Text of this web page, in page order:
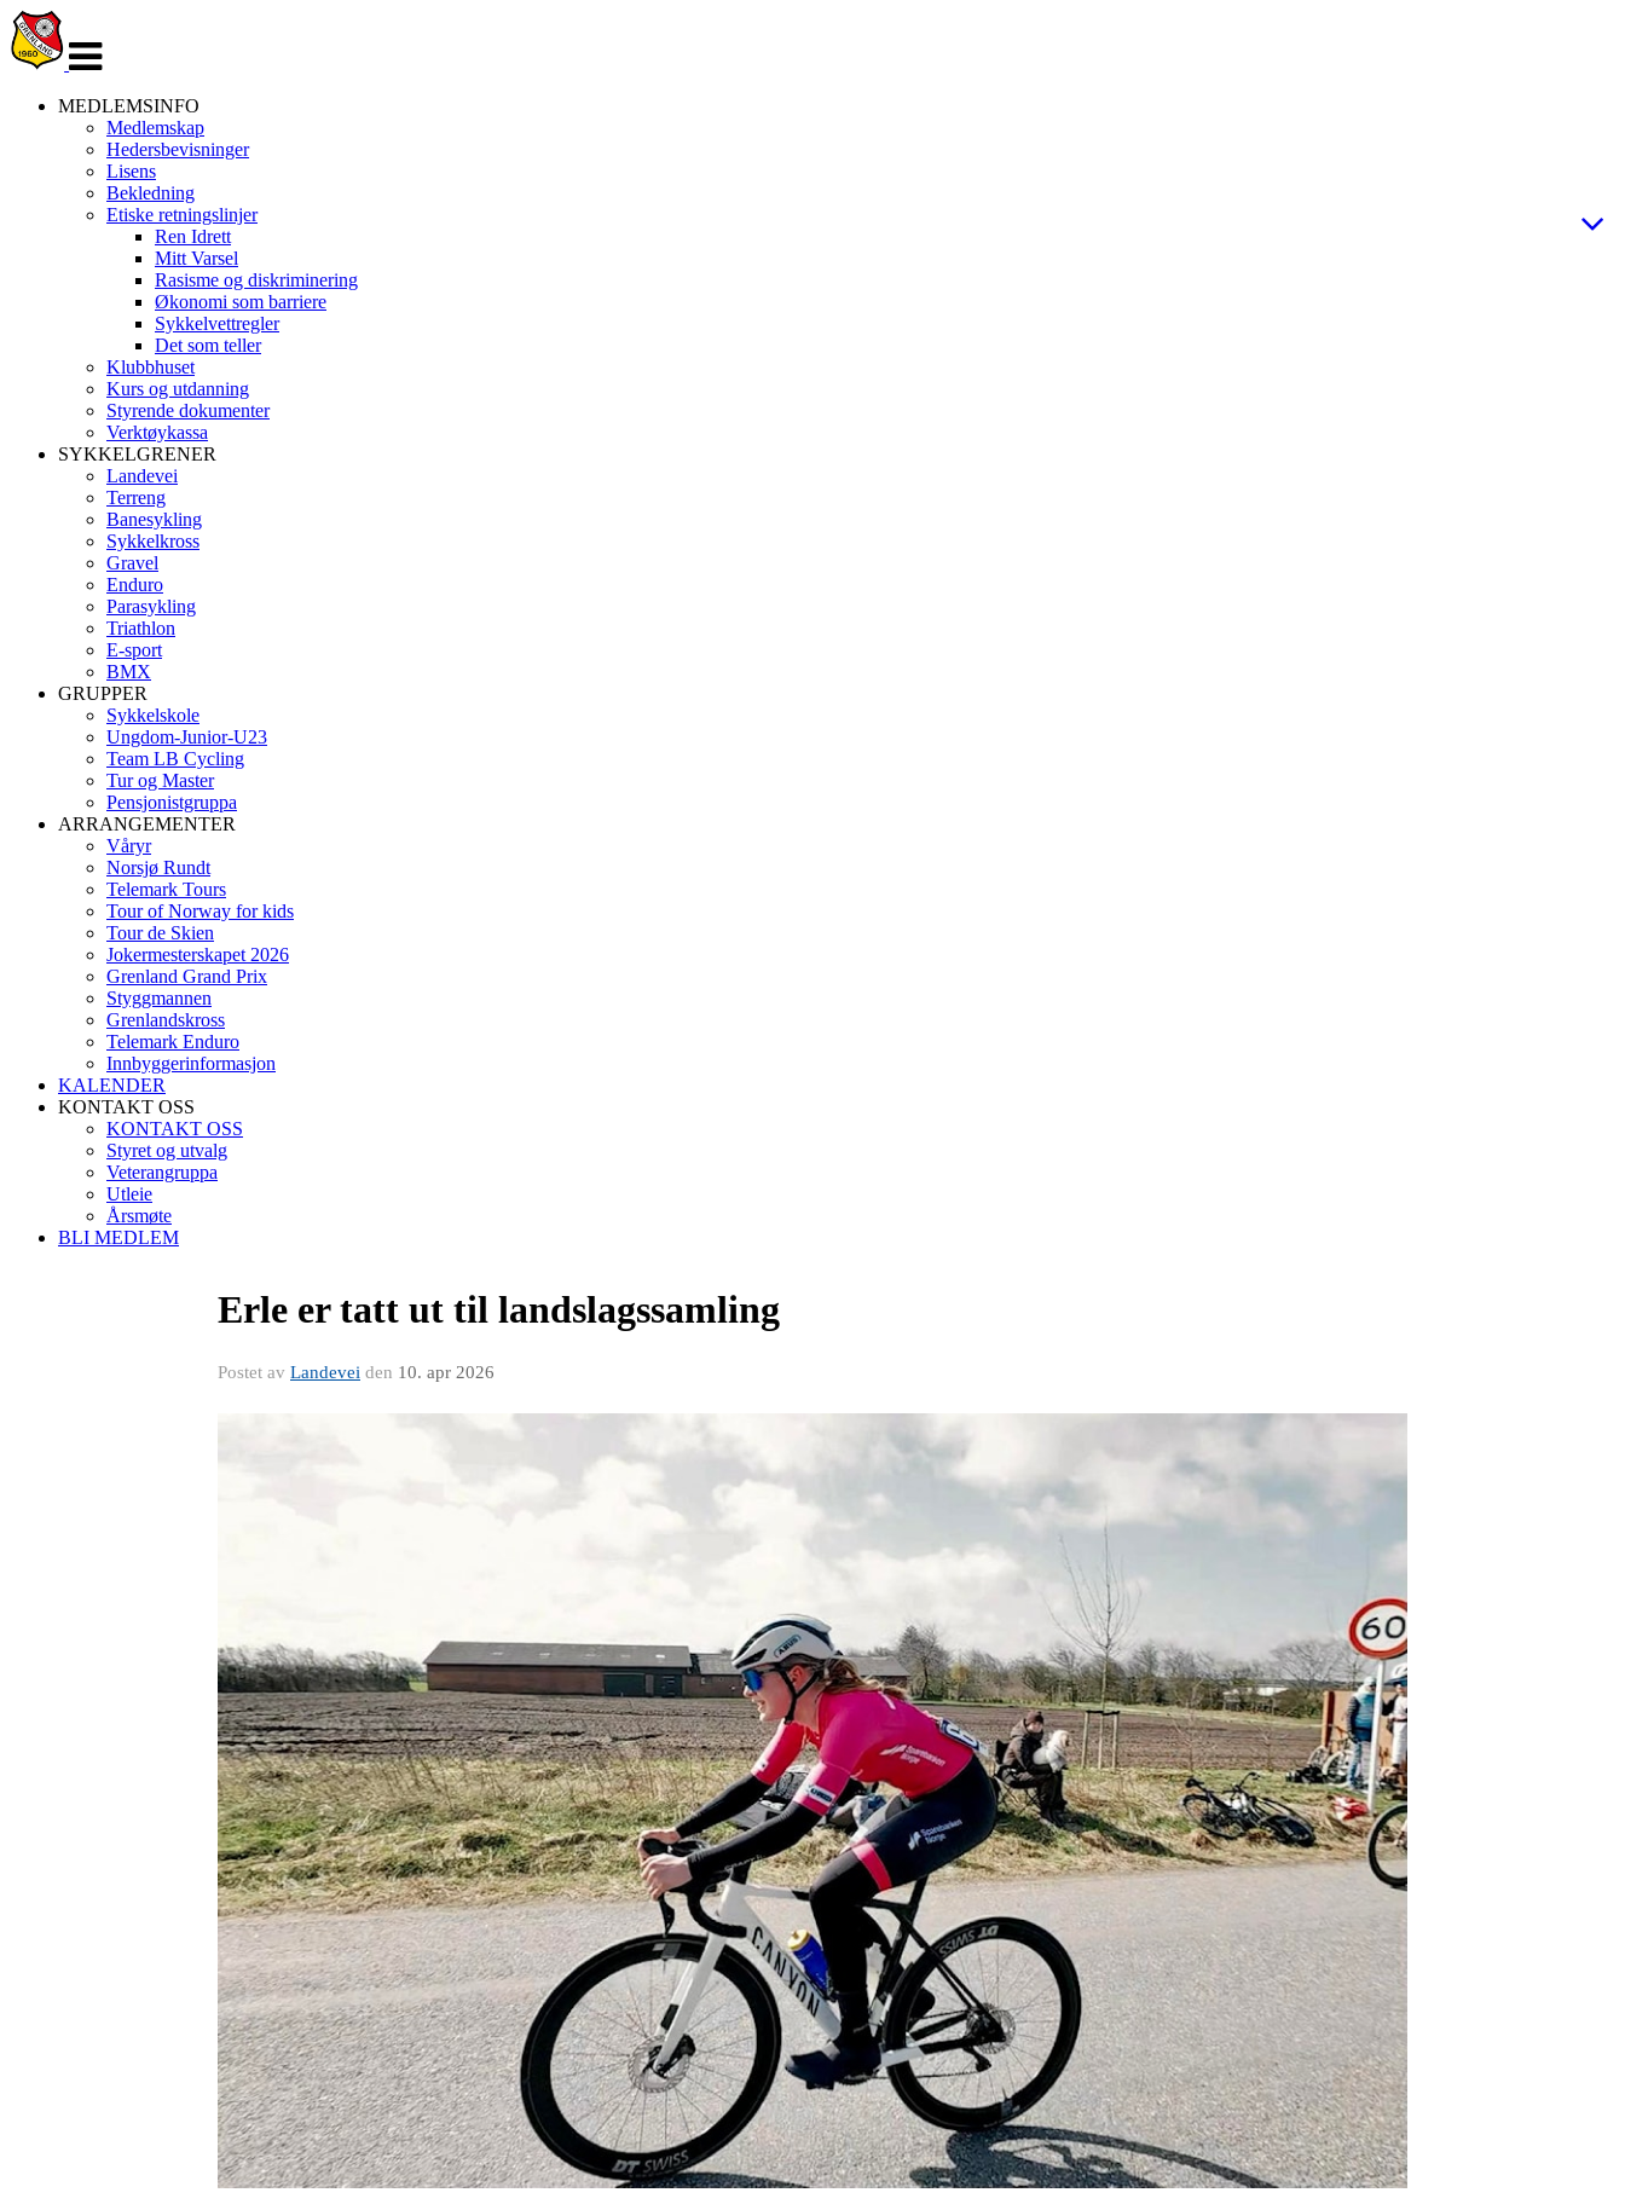
navigasjon
MEDLEMSINFO
Medlemskap
Hedersbevisninger
Lisens
Bekledning
Etiske retningslinjer
Ren Idrett
Mitt Varsel
Rasisme og diskriminering
Økonomi som barriere
Sykkelvettregler
Det som teller
Klubbhuset
Kurs og utdanning
Styrende dokumenter
Verktøykassa
SYKKELGRENER
Landevei
Terreng
Banesykling
Sykkelkross
Gravel
Enduro
Parasykling
Triathlon
E-sport
BMX
GRUPPER
Sykkelskole
Ungdom-Junior-U23
Team LB Cycling
Tur og Master
Pensjonistgruppa
ARRANGEMENTER
Våryr
Norsjø Rundt
Telemark Tours
Tour of Norway for kids
Tour de Skien
Jokermesterskapet 2026
Grenland Grand Prix
Styggmannen
Grenlandskross
Telemark Enduro
Innbyggerinformasjon
KALENDER
KONTAKT OSS
KONTAKT OSS
Styret og utvalg
Veterangruppa
Utleie
Årsmøte
BLI MEDLEM
Erle er tatt ut til landslagssamling
Postet av Landevei den 10. apr 2026